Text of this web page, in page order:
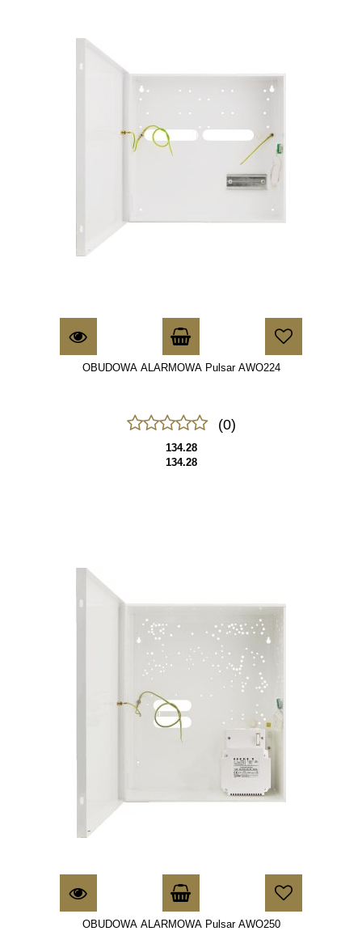
OBUDOWA ALARMOWA Pulsar AWO224
(0)
134.28
134.28
OBUDOWA ALARMOWA Pulsar AWO250